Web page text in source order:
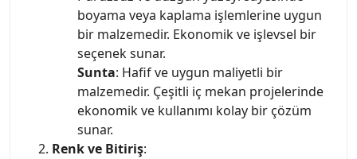
boyama veya kaplama işlemlerine uygun
bir malzemedir. Ekonomik ve işlevsel bir
seçenek sunar.
Sunta: Hafif ve uygun maliyetli bir
malzemedir. Çeşitli iç mekan projelerinde
ekonomik ve kullanımı kolay bir çözüm
sunar.
Renk ve Bitiriş: